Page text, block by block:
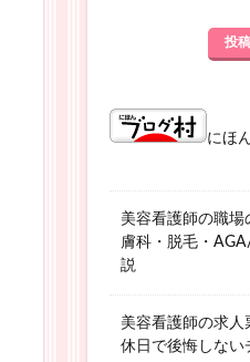
投
にほ
美容看護師の職場
膚科・脱毛・
説
美容看護師の求人
休日で後悔しない